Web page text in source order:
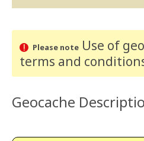
Please noteUse of
terms and
Geocache